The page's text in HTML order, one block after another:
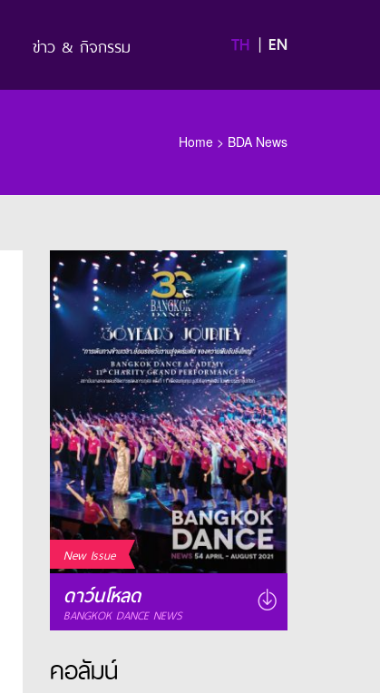
ข่าว & กิจกรรม TH EN
Home > BDA News
New Issue
ดาว์นโหลด
BANGKOK DANCE NEWS
คอลัมน์